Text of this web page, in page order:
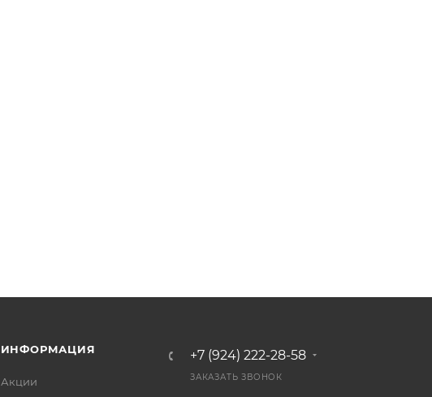
ИНФОРМАЦИЯ
Акции
+7 (924) 222-28-58
ЗАКАЗАТЬ ЗВОНОК